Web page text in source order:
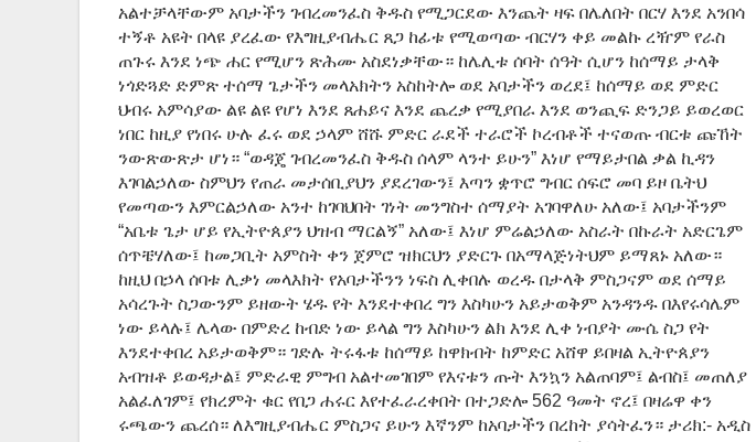
አልተቻላቸውም አባታችን ገብረመንፈስ ቅዱስ የሚጋርደው እንጨት ዛፍ በሌለበት በርሃ እንደ አንበሳ
ተኝቶ አዩት በላዩ ያረፈው የእግዚያብሔር ጸጋ ከፊቱ የሚወጣው ብርሃን ቀይ መልኩ ረዥም የራስ
ጠጉሩ እንደ ነጭ ሐር የሚሆን ጽሕሙ አስደነቃቸው። ከሌሊቱ ሰባት ሰዓት ሲሆን ከሰማይ ታላቅ
ነጎድጓድ ድምጽ ተሰማ ጌታችን መላአክትን አስከትሎ ወደ አባታችን ወረደ፤ ከሰማይ ወደ ምድር
ህብሩ አምሳያው ልዩ ልዩ የሆነ እንደ ጸሐይና እንደ ጨረቃ የሚያበራ እንደ ወንጪፍ ድንጋይ ይወረወር
ነበር ከዚያ የነበሩ ሁሉ ፈሩ ወደ ኃላም ሸሹ ምድር ራደች ተራሮች ኮረብቶች ተናወጡ ብርቱ ጩኸት
ንውጽውጽታ ሆነ። “ወዳጄ ገብረመንፈስ ቅዱስ ሰላም ላንተ ይሁን” እነሆ የማይታበል ቃል ኪዳን
እገባልኃለው ስምህን የጠራ መታሰቢያህን ያደረገውን፤ እጣን ቋጥሮ ግብር ሰፍሮ መባ ይዞ ቤትህ
የመጣውን እምርልኃለው አንተ ከገባህበት ገነት መንግስተ ሰማያት አገባዋለሁ አለው፤ አባታችንም
“አቤቱ ጌታ ሆይ የኢትዮጰያን ህዝብ ማርልኝ” አለው፤ እነሆ ምሬልኃለው አስራት በኩራት አድርጌም
ሰጥቼሃለው፤ ከመጋቢት አምስት ቀን ጀምሮ ዝክርህን ያድርጉ በአማላጅነትህም ይማጸኑ አለው።
ከዚህ በኃላ ሰባቱ ሊቃነ መላእክት የአባታችንን ነፍስ ሊቀበሉ ወረዱ በታላቅ ምስጋናም ወደ ሰማይ
አሳረጉት ስጋውንም ይዘውት ሄዱ የት እንደተቀበረ ግን እስካሁን አይታወቅም አንዳንዱ በእየሩሳሌም
ነው ይላሉ፤ ሌላው በምድረ ከብድ ነው ይላል ግን እስካሁን ልክ እንደ ሊቀ ነብያት ሙሴ ስጋ የት
እንደተቀበረ አይታወቅም። ገድሉ ትሩፋቱ ከሰማይ ከዋክብት ከምድር አሸዋ ይበዛል ኢትዮጰያን
አብዝቶ ይወዳታል፤ ምድራዊ ምግብ አልተመገበም የእናቱን ጡት እንኳን አልጠባም፤ ልብስ፤ መጠለያ
አልፈለገም፤ የክረምት ቁር የበጋ ሐሩር እየተፈራረቀበት በተጋድሎ 562 ዓመት ኖረ፤ በዛሬዋ ቀን
ሩጫውን ጨረሰ። ለእግዚያብሔር ምስጋና ይሁን እኛንም ከአባታችን በረከት ያሳትፈን። ታሪክ:- አዲስ